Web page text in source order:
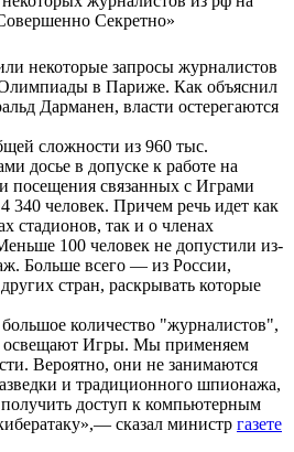
некоторые запросы журналистов
в Париже. Как объяснил
Дарманен, власти остерегаются
сложности из 960 тыс.
досье в допуске к работе на
посещения связанных с Играми
340 человек. Причем речь идет как
стадионов, так и о членах
100 человек не допустили из-
Больше всего — из России,
стран, раскрывать которые
количество "журналистов",
освещают Игры. Мы применяем
Вероятно, они не занимаются
и традиционного шпионажа,
доступ к компьютерным
сказал министр газете